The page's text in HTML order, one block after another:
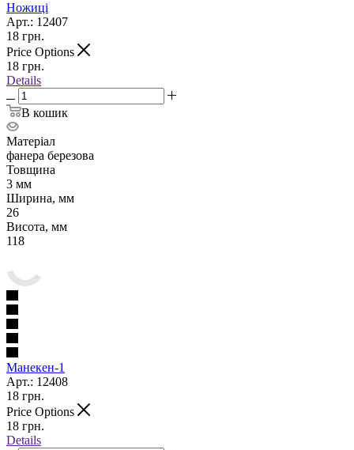
Ножиці
Арт.: 12407
18 грн.
Price Options
18 грн.
Details
В кошик
Матеріал
фанера березова
Товщина
3 мм
Ширина, мм
26
Висота, мм
118
Манекен-1
Арт.: 12408
18 грн.
Price Options
18 грн.
Details